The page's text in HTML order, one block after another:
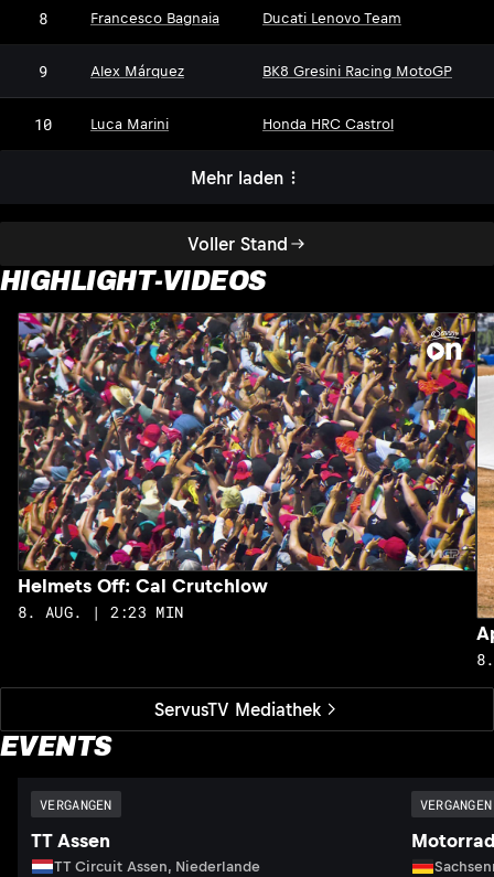
Voller Stand
8 Francesco Bagnaia Ducati Lenovo Team
9 Alex Márquez BK8 Gresini Racing MotoGP
10 Luca Marini Honda HRC Castrol
Mehr laden
HIGHLIGHT-VIDEOS
ServusTV Mediathek
Helmets Off: Cal Crutchlow
8. AUG. | 2:23 MIN
EVENTS
VERGANGEN
TT Assen
TT Circuit Assen, Niederlande
VERGANGEN